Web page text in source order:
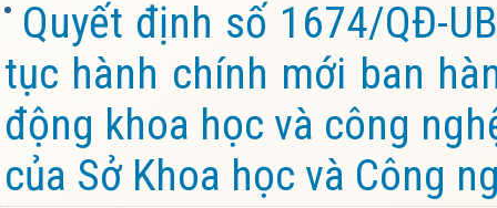
Quyết định số 1674/QĐ-
tục hành chính mới ban
động khoa học và công
của Sở Khoa học và Công